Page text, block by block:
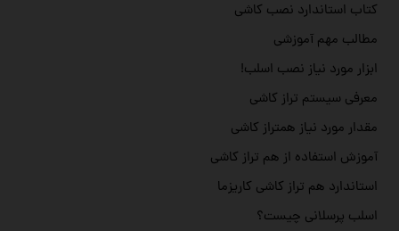
کتاب استاندارد نصب کاشی
مطالب مهم آموزشی
ابزار مورد نیاز نصب اسلب!
معرفی سیستم تراز کاشی
مقدار مورد نیاز همتراز کاشی
آموزش استفاده از هم تراز کاشی
استاندارد هم تراز کاشی کاریزما
اسلب پرسلانی چیست؟